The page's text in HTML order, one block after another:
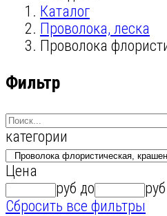
Каталог
Проволока, леска
Проволока
Фильтр
категории
Цена
руб до
руб
Сбросить все фильтры